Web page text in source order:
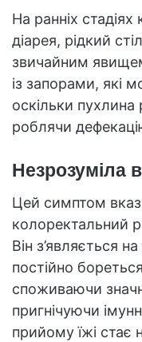
На ранніх
діарея, рідкий
звичайним
із запорами, які
оскільки
роблячи
Незрозуміла
Цей симптом
колоректальний
Він з’являється
постійно
споживаючи
пригнічуючи
прийому їжі стає